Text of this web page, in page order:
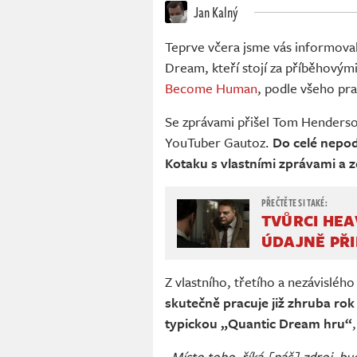
Jan Kalný
Teprve včera jsme vás
Dream, kteří stojí za
Become Human, podle všeho
Se zprávami přišel Tom
YouTuber Gautoz. Do celé
Kotaku s vlastními zprávami a
TVŮRCI
ÚDAJNĚ
Z vlastního, třetího a
skutečně pracuje již zhruba
typickou „Quantic Dream hru“